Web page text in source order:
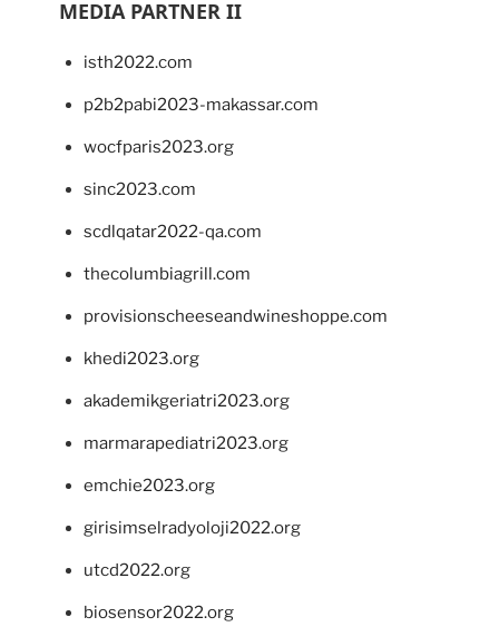
MEDIA PARTNER II
isth2022.com
p2b2pabi2023-makassar.com
wocfparis2023.org
sinc2023.com
scdlqatar2022-qa.com
thecolumbiagrill.com
provisionscheeseandwineshoppe.com
khedi2023.org
akademikgeriatri2023.org
marmarapediatri2023.org
emchie2023.org
girisimselradyoloji2022.org
utcd2022.org
biosensor2022.org